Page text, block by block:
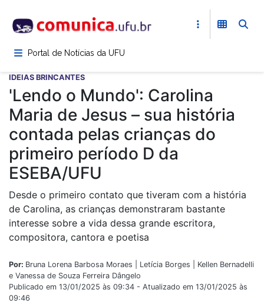
para
conteúdoPortal de Notícias da UFU
IDEIAS BRINCANTES
'Lendo o Mundo': Carolina
Maria de Jesus – sua história
contada pelas crianças do
primeiro período D da
ESEBA/UFU
Desde o primeiro contato que tiveram com a história
de Carolina, as crianças demonstraram bastante
interesse sobre a vida dessa grande escritora,
compositora, cantora e poetisa
Por: Bruna Lorena Barbosa Moraes | Letícia Borges | Kellen Bernadelli
e Vanessa de Souza Ferreira Dângelo
Publicado em 13/01/2025 às 09:34 - Atualizado em 13/01/2025 às
09:46